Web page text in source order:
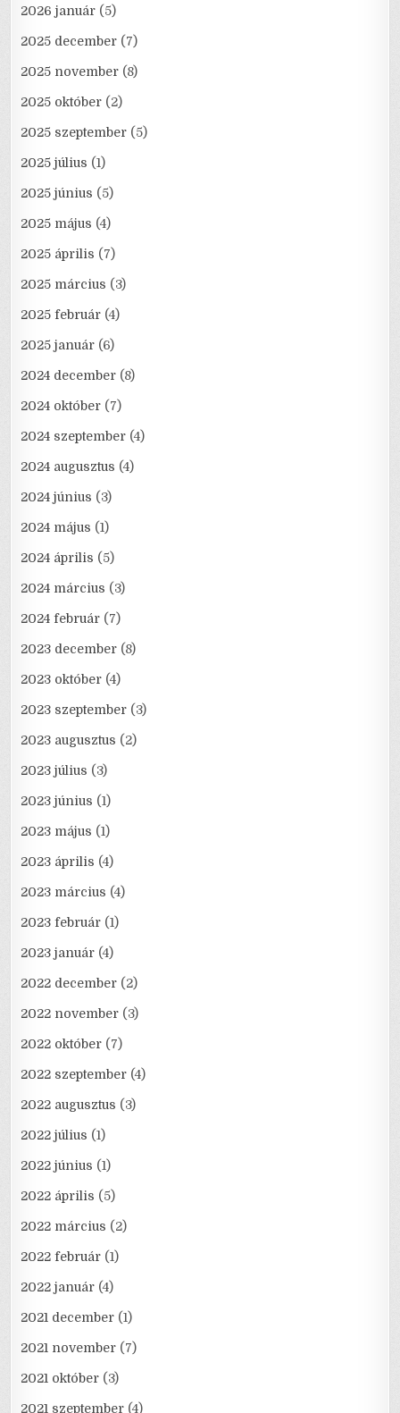
2026 január (5)
2025 december (7)
2025 november (8)
2025 október (2)
2025 szeptember (5)
2025 július (1)
2025 június (5)
2025 május (4)
2025 április (7)
2025 március (3)
2025 február (4)
2025 január (6)
2024 december (8)
2024 október (7)
2024 szeptember (4)
2024 augusztus (4)
2024 június (3)
2024 május (1)
2024 április (5)
2024 március (3)
2024 február (7)
2023 december (8)
2023 október (4)
2023 szeptember (3)
2023 augusztus (2)
2023 július (3)
2023 június (1)
2023 május (1)
2023 április (4)
2023 március (4)
2023 február (1)
2023 január (4)
2022 december (2)
2022 november (3)
2022 október (7)
2022 szeptember (4)
2022 augusztus (3)
2022 július (1)
2022 június (1)
2022 április (5)
2022 március (2)
2022 február (1)
2022 január (4)
2021 december (1)
2021 november (7)
2021 október (3)
2021 szeptember (4)